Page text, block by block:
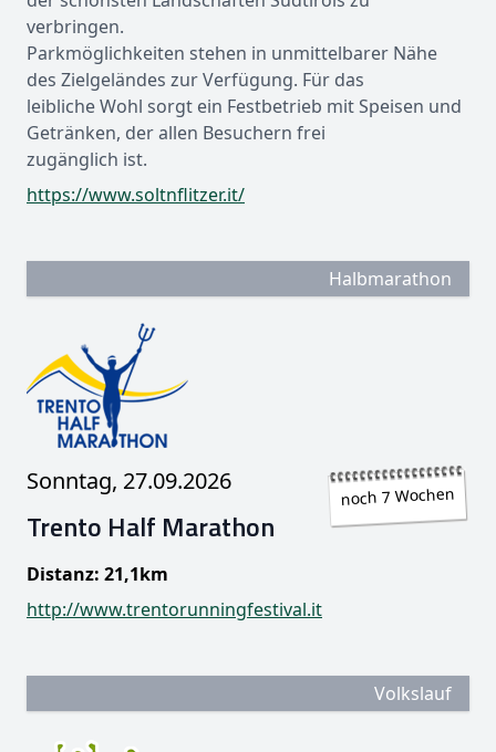
verbringen.
Parkmöglichkeiten stehen in unmittelbarer Nähe
des Zielgeländes zur Verfügung. Für das
leibliche Wohl sorgt ein Festbetrieb mit Speisen und
Getränken, der allen Besuchern frei
zugänglich ist.
https://www.soltnflitzer.it/
Halbmarathon
noch 7 Wochen
Sonntag, 27.09.2026
Trento Half Marathon
Distanz: 21,1km
http://www.trentorunningfestival.it
Volkslauf